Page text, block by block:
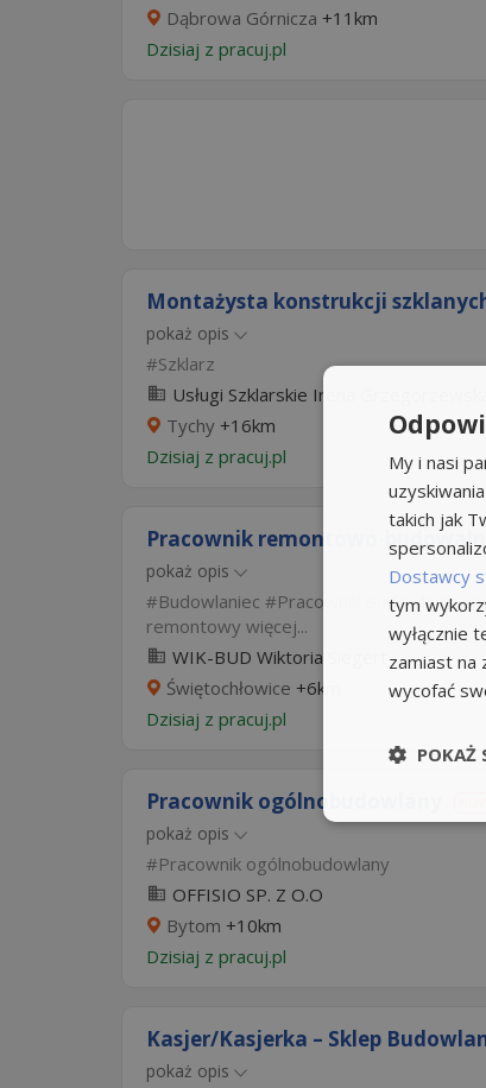
Dąbrowa Górnicza +11km
Dzisiaj z pracuj.pl
Montażysta konstrukcji
pokaż opis
Szklarz
Usługi Szklarskie Irena Grzegorzewska
Tychy +16km
Dzisiaj z pracuj.pl
Pracownik remontowo-
pokaż opis
Budowlaniec Pracownik Budowlany
remontowy więcej...
WIK-BUD Wiktoria Siegert
Świętochłowice +6km
Dzisiaj z pracuj.pl
Pracownik ogólnobudowlany
pokaż opis
Pracownik ogólnobudowlany
OFFISIO SP. Z O.O
Bytom +10km
Dzisiaj z pracuj.pl
Kasjer/Kasjerka – Sklep
pokaż opis
My i nasi
takich jak
Dostawcy
tym
wyłącznie
zamiast na
wycofać
POKAŻ